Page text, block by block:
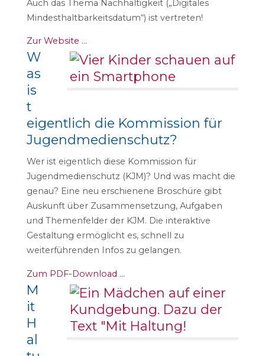
Auch das Thema Nachhaltigkeit („Digitales
Mindesthaltbarkeitsdatum“) ist vertreten!
Zur Website …
W
as
is
t
eigentlich die Kommission für
Jugendmedienschutz?
Wer ist eigentlich diese Kommission für
Jugendmedienschutz (KJM)? Und was macht die
genau? Eine neu erschienene Broschüre gibt
Auskunft über Zusammensetzung, Aufgaben
und Themenfelder der KJM. Die interaktive
Gestaltung ermöglicht es, schnell zu
weiterführenden Infos zu gelangen.
Zum PDF-Download …
M
it
H
al